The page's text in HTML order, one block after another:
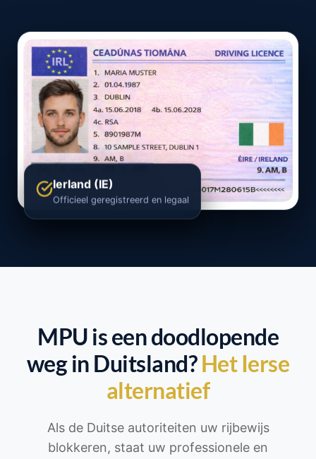
Ierland (IE)
Officieel geregistreerd en legaal
MPU is een doodlopende
weg in Duitsland?Het Ierse
alternatief
Als de Duitse autoriteiten uw rijbewijs
blokkeren, staat uw professionele en